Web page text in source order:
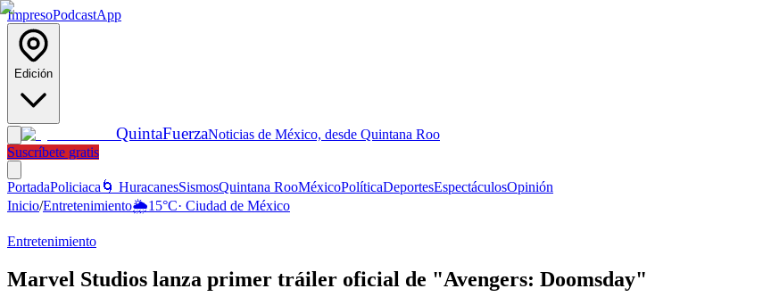
ImpresoPodcastApp
Edición
QuintaFuerzaNoticias de México, desde Quintana Roo
Suscríbete gratis
PortadaPoliciaca 🌀 HuracanesSismosQuintana RooMéxicoPolíticaDeportesEspectáculosOpinión
Inicio/Entretenimiento🌦️15°C· Ciudad de México
Entretenimiento
Marvel Studios lanza primer tráiler oficial de "Avengers: Doomsday"